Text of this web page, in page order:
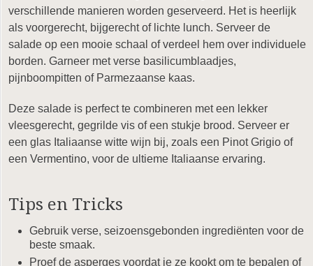
verschillende manieren worden geserveerd. Het is heerlijk
als voorgerecht, bijgerecht of lichte lunch. Serveer de
salade op een mooie schaal of verdeel hem over individuele
borden. Garneer met verse basilicumblaadjes,
pijnboompitten of Parmezaanse kaas.
Deze salade is perfect te combineren met een lekker
vleesgerecht, gegrilde vis of een stukje brood. Serveer er
een glas Italiaanse witte wijn bij, zoals een Pinot Grigio of
een Vermentino, voor de ultieme Italiaanse ervaring.
Tips en Tricks
Gebruik verse, seizoensgebonden ingrediënten voor de
beste smaak.
Proef de asperges voordat je ze kookt om te bepalen of